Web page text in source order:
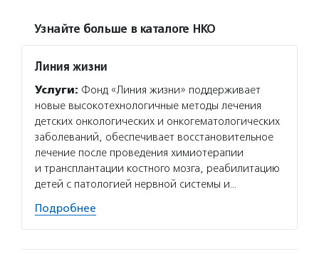
Узнайте больше в каталоге НКО
Линия жизни
Услуги: Фонд «Линия жизни» поддерживает
новые высокотехнологичные методы лечения
детских онкологических и онкогематологических
заболеваний, обеспечивает восстановительное
лечение после проведения химиотерапии
и трансплантации костного мозга, реабилитацию
детей с патологией нервной системы и…
Подробнее